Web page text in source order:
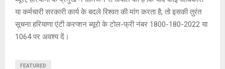
या कर्मचारी सरकारी कार्य के बदले रिश्वत की मांग करता है, तो इसकी तुरंत
सूचना हरियाणा एंटी करप्शन ब्यूरो के टोल-फ्री नंबर 1800-180-2022 या
1064 पर अवश्य दें।
FEATURED